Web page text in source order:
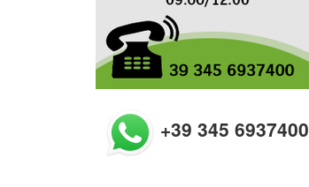
+39 345 6937400